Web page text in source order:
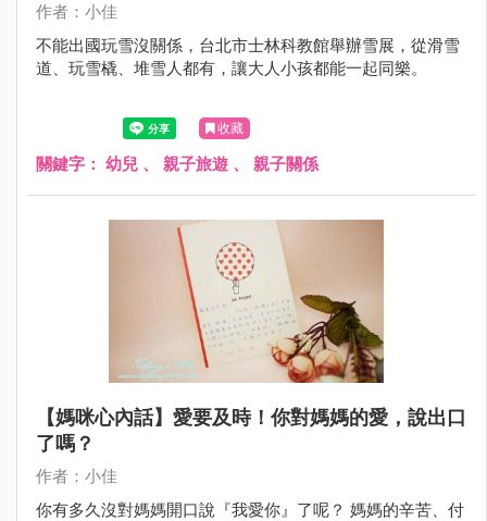
作者：小佳
不能出國玩雪沒關係，台北市士林科教館舉辦雪展，從滑雪
道、玩雪橇、堆雪人都有，讓大人小孩都能一起同樂。
收藏
關鍵字： 幼兒 、 親子旅遊 、 親子關係
【媽咪心內話】愛要及時！你對媽媽的愛，說出口
了嗎？
作者：小佳
你有多久沒對媽媽開口說『我愛你』了呢？ 媽媽的辛苦、付